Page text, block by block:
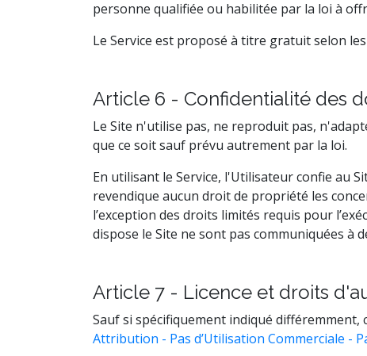
personne qualifiée ou habilitée par la loi à
Le Service est proposé à titre gratuit selon
Article 6 - Confidentialité des
Le Site n'utilise pas, ne reproduit pas,
que ce soit sauf prévu autrement par la loi.
En utilisant le Service, l'Utilisateur confie au
revendique aucun droit de propriété les
l’exception des droits limités requis pour
dispose le Site ne sont pas communiquées à
Article 7 - Licence et droits
Sauf si spécifiquement indiqué
Attribution - Pas d’Utilisation Commerciale -